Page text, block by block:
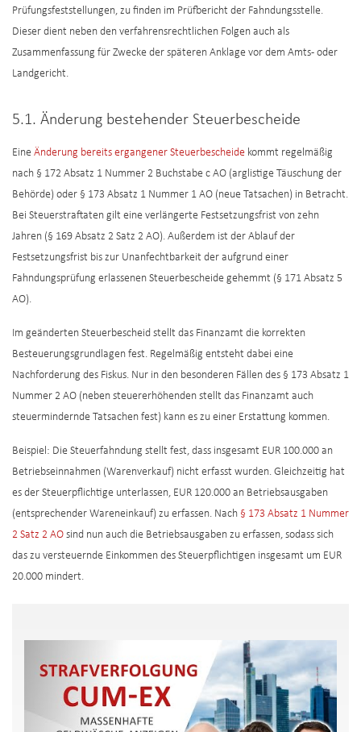
Prüfungsfeststellungen, zu finden im Prüfbericht der Fahndungsstelle.
Dieser dient neben den verfahrensrechtlichen Folgen auch als
Zusammenfassung für Zwecke der späteren Anklage vor dem Amts- oder
Landgericht.
5.1. Änderung bestehender Steuerbescheide
Eine Änderung bereits ergangener Steuerbescheide kommt regelmäßig
nach § 172 Absatz 1 Nummer 2 Buchstabe c AO (arglistige Täuschung der
Behörde) oder § 173 Absatz 1 Nummer 1 AO (neue Tatsachen) in Betracht.
Bei Steuerstraftaten gilt eine verlängerte Festsetzungsfrist von zehn
Jahren (§ 169 Absatz 2 Satz 2 AO). Außerdem ist der Ablauf der
Festsetzungsfrist bis zur Unanfechtbarkeit der aufgrund einer
Fahndungsprüfung erlassenen Steuerbescheide gehemmt (§ 171 Absatz 5
AO).
Im geänderten Steuerbescheid stellt das Finanzamt die korrekten
Besteuerungsgrundlagen fest. Regelmäßig entsteht dabei eine
Nachforderung des Fiskus. Nur in den besonderen Fällen des § 173 Absatz 1
Nummer 2 AO (neben steuererhöhenden stellt das Finanzamt auch
steuermindernde Tatsachen fest) kann es zu einer Erstattung kommen.
Beispiel: Die Steuerfahndung stellt fest, dass insgesamt EUR 100.000 an
Betriebseinnahmen (Warenverkauf) nicht erfasst wurden. Gleichzeitig hat
es der Steuerpflichtige unterlassen, EUR 120.000 an Betriebsausgaben
(entsprechender Wareneinkauf) zu erfassen. Nach § 173 Absatz 1 Nummer
2 Satz 2 AO sind nun auch die Betriebsausgaben zu erfassen, sodass sich
das zu versteuernde Einkommen des Steuerpflichtigen insgesamt um EUR
20.000 mindert.